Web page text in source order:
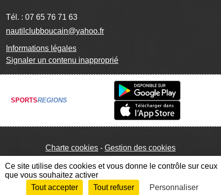
Tél. : 07 65 76 71 63
nautilclubboucain@yahoo.fr
Informations légales
Signaler un contenu inapproprié
SPORTSREGIONS
Charte cookies Gestion des cookies
Envie de participer ? Connexion
Ce site utilise des cookies et vous donne le contrôle sur ceux
que vous souhaitez activer
Tout accepter
Tout refuser Personnaliser